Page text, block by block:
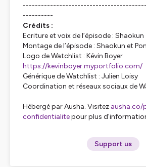
----------
Crédits :
Ecriture et voix de l’épisode : Shaokun
Montage de l’épisode : Shaokun et
Logo de Watchlist : Kévin Boyer
https://kevinboyer.myportfolio.com/
Générique de Watchlist : Julien Loisy
Coordination et réseaux sociaux de
Hébergé par Ausha. Visitez ausha.co/
confidentialitepour plus
Support us